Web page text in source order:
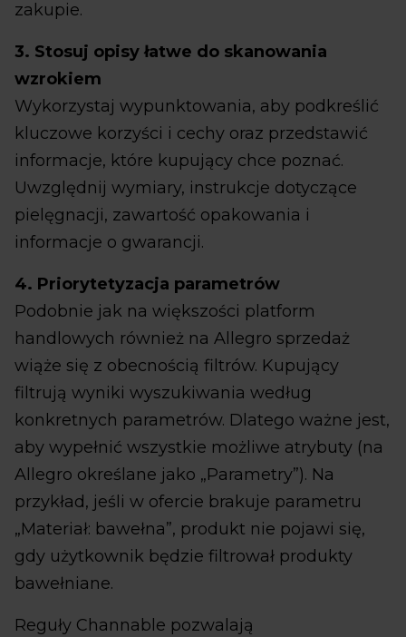
zakupie.
3. Stosuj opisy łatwe do skanowania
wzrokiem
Wykorzystaj wypunktowania, aby podkreślić
kluczowe korzyści i cechy oraz przedstawić
informacje, które kupujący chce poznać.
Uwzględnij wymiary, instrukcje dotyczące
pielęgnacji, zawartość opakowania i
informacje o gwarancji.
4. Priorytetyzacja parametrów
Podobnie jak na większości platform
handlowych również na Allegro sprzedaż
wiąże się z obecnością filtrów. Kupujący
filtrują wyniki wyszukiwania według
konkretnych parametrów. Dlatego ważne jest,
aby wypełnić wszystkie możliwe atrybuty (na
Allegro określane jako „Parametry”). Na
przykład, jeśli w ofercie brakuje parametru
„Materiał: bawełna”, produkt nie pojawi się,
gdy użytkownik będzie filtrował produkty
bawełniane.
Reguły Channable pozwalają